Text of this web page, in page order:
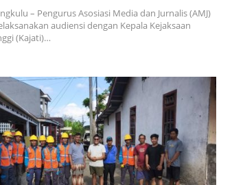
– Pengurus Asosiasi Media dan Jurnalis (AMJ)
audiensi dengan Kepala Kejaksaan
(Kajati)…